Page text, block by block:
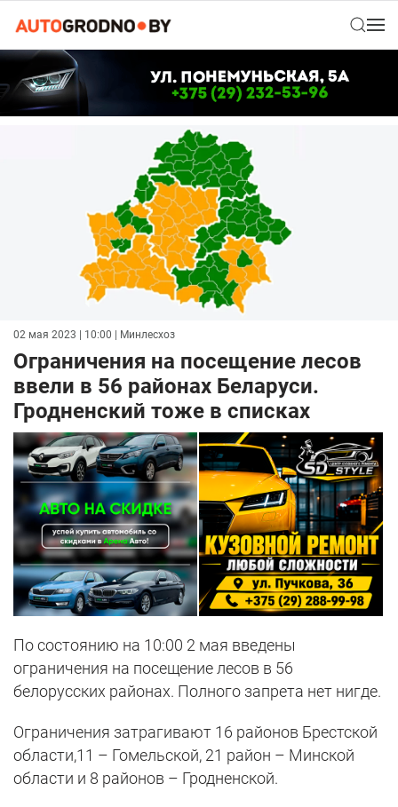
02 мая 2023 | 10:00 | Минлесхоз
Ограничения на посещение лесов
ввели в 56 районах Беларуси.
Гродненский тоже в списках
По состоянию на 10:00 2 мая введены
ограничения на посещение лесов в 56
белорусских районах. Полного запрета нет нигде.
Ограничения затрагивают 16 районов Брестской
области,11 – Гомельской, 21 район – Минской
области и 8 районов – Гродненской.